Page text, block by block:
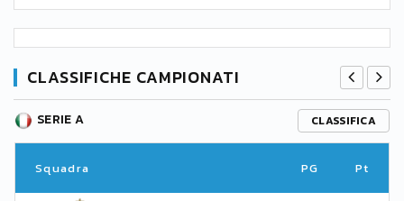
CLASSIFICHE CAMPIONATI
SERIE A CLASSIFICA
Squadra PG Pt